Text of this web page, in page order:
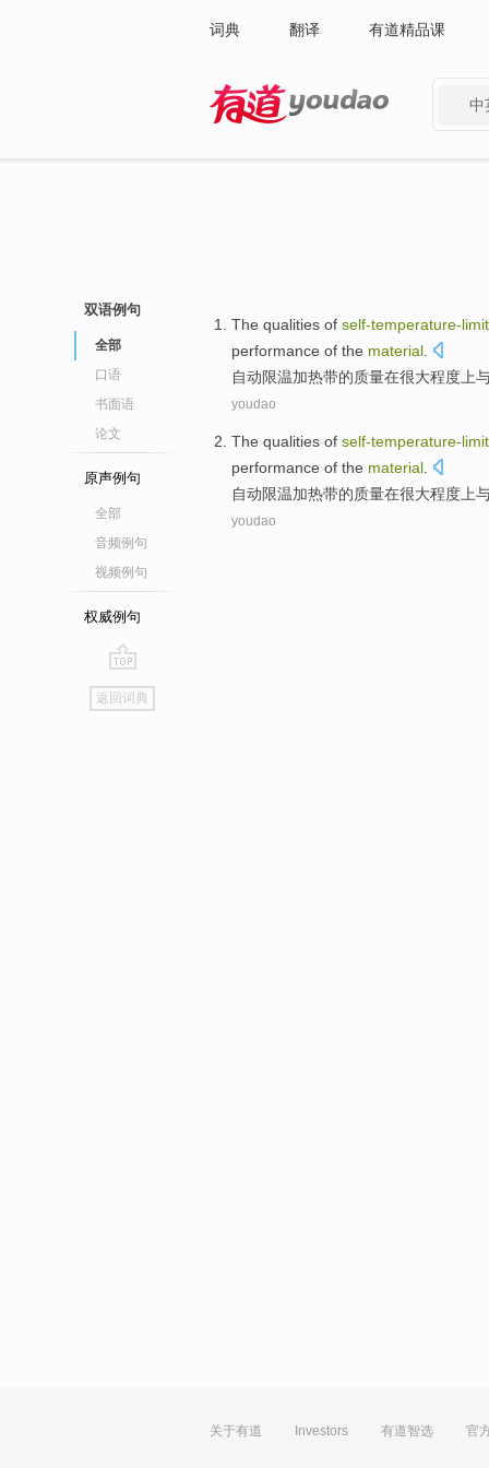
词典 翻译 有道精品课
中
双语例句
全部
口语
书面语
论文
原声例句
全部
音频例句
视频例句
权威例句
go
top
返回词典
The qualities of self-temperature-
performance of the material
自动限温加热带的质量在很大程度 上
youdao
The qualities of self-temperature-
performance of the material
自动限温加热带的质量在很大程度 上
youdao
关于有道 Investors 有道智选 官